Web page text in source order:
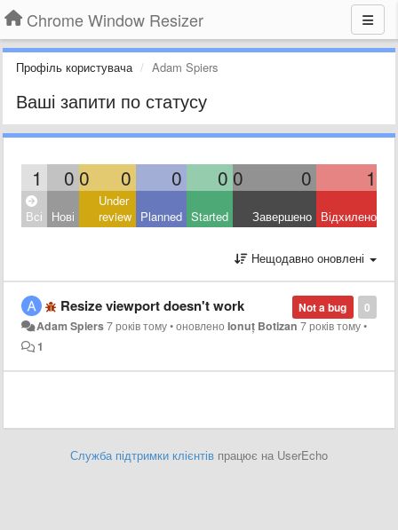
Chrome Window Resizer
Профіль користувача Adam Spiers
Ваші запити по статусу
1 0 0 0 0 0 0 0 1
Всі Нові
Under
review Planned Started Завершено Відхилено
Нещодавно оновлені
0
Not a bug
Resize viewport doesn't work
Adam Spiers7 років тому•оновленоIonuț Botizan 7 років тому•
1
Служба підтримки клієнтів працює на UserEcho